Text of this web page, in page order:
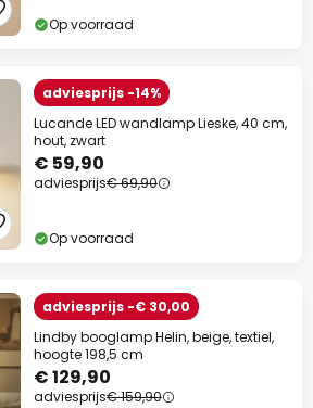
Op voorraad
adviesprijs -14%
Lucande LED wandlamp Lieske, 40 cm,
hout, zwart
€ 59,90
adviesprijs€ 69,90
Op voorraad
adviesprijs -€ 30,00
Lindby booglamp Helin, beige, textiel,
hoogte 198,5 cm
€ 129,90
adviesprijs€ 159,90